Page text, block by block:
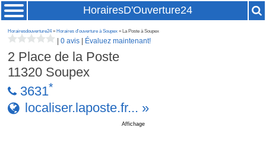
HorairesD'Ouverture24
Horairesdouverture24» Horaires d'ouverture à Soupex » La Poste à Soupex
|0 avis Évaluez maintenant!
2 Place de la Poste
11320 Soupex
3631*
localiser.laposte.fr... »
Affichage